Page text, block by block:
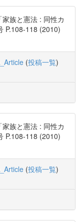
家族と憲法 : 同性カ
P.108-118 (2010)
(投稿一覧)
家族と憲法 : 同性カ
P.108-118 (2010)
(投稿一覧)